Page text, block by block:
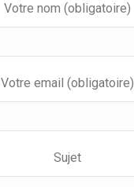
Votre nom (obligatoire)
Votre email (obligatoire)
Sujet